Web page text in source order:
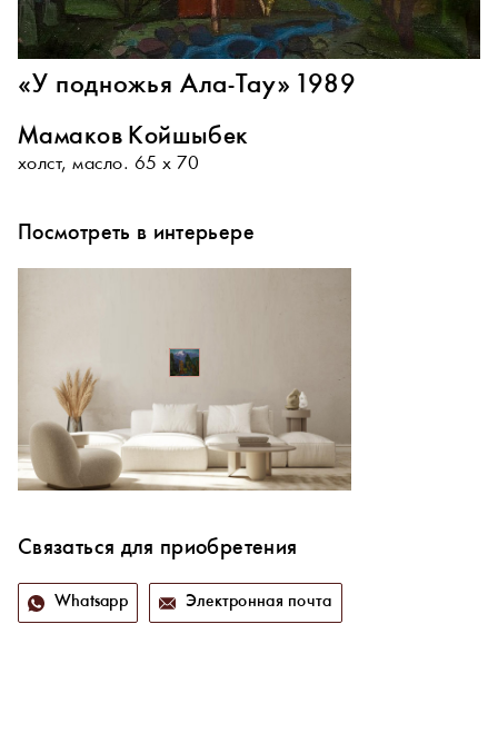
«У подножья Ала-Тау» 1989
Мамаков Койшыбек
холст, масло. 65 х 70
Посмотреть в интерьере
Связаться для приобретения
Whatsapp Электронная почта